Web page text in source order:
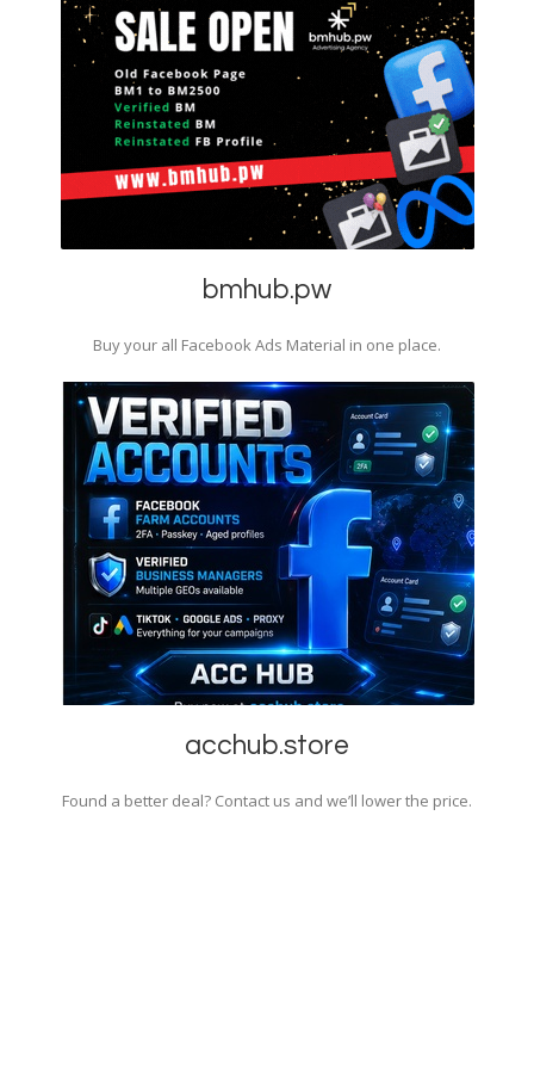
bmhub.pw
Buy your all Facebook Ads Material in one place.
acchub.store
Found a better deal? Contact us and we’ll lower the price.